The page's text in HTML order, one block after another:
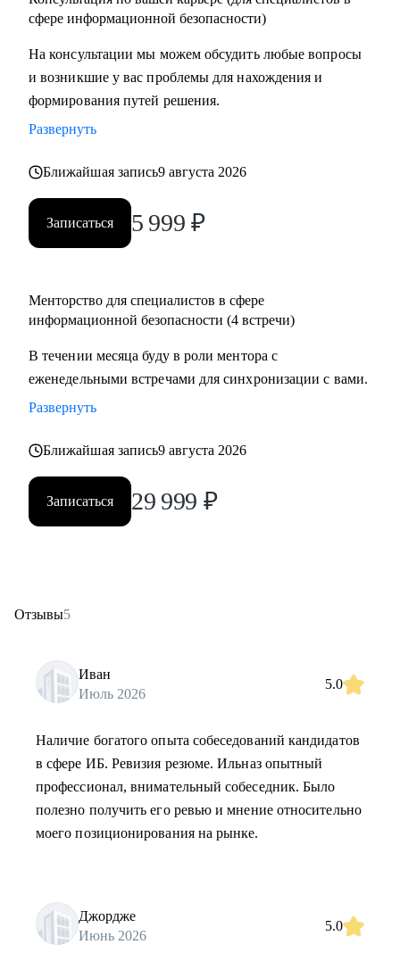
сфере информационной безопасности)
На консультации мы можем обсудить любые вопросы
и возникшие у вас проблемы для нахождения и
формирования путей решения.
Развернуть
Ближайшая запись9 августа 2026
Записаться 5 999 ₽
Менторство для специалистов в сфере
информационной безопасности (4 встречи)
В течении месяца буду в роли ментора с
еженедельными встречами для синхронизации с вами.
Развернуть
Ближайшая запись9 августа 2026
Записаться 29 999 ₽
Отзывы5
Иван
Июль 2026
5.0
Наличие богатого опыта собеседований кандидатов
в сфере ИБ. Ревизия резюме. Ильназ опытный
профессионал, внимательный собеседник. Было
полезно получить его ревью и мнение относительно
моего позиционирования на рынке.
Джордже
Июнь 2026
5.0